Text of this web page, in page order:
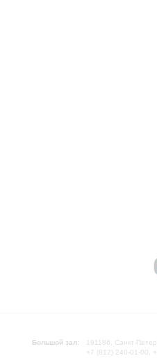
Большой зал:
191186, Санкт-
+7 (812) 240-01-00,